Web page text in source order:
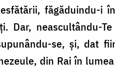
făgăduindu-i
Dar, neascultându-
se, și, dat
din Rai în